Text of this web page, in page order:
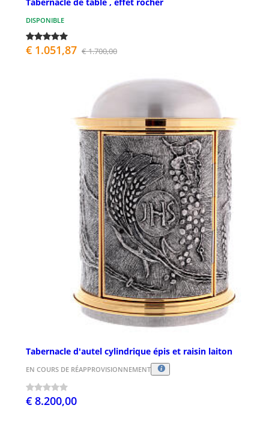
Tabernacle de table , effet rocher
DISPONIBLE
€ 1.051,87 € 1.700,00
Tabernacle d'autel cylindrique épis et raisin laiton
EN COURS DE RÉAPPROVISIONNEMENT
€ 8.200,00